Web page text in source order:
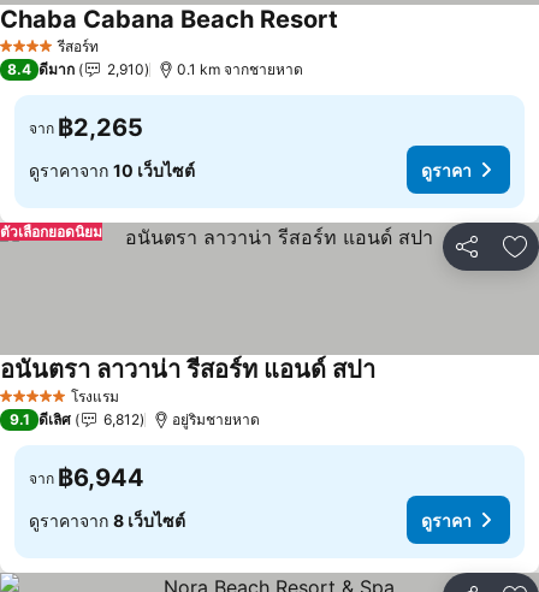
4 ดาว รีสอร์ท
Chaba Cabana Beach Resort
8.4 ดีมาก 2,910 0.1 km จากชายหาด
จาก ฿2,265
ดูราคาจาก 10 เว็บไซต์ ดูราคา
แชร์ เ
ตัวเลือกยอดนิยม
5 ดาว โรงแรม
อนันตรา ลาวาน่า รีสอร์ท แอนด์ สปา
9.1 ดีเลิศ 6,812 อยู่ริมชายหาด
จาก ฿6,944
ดูราคาจาก 8 เว็บไซต์ ดูราคา